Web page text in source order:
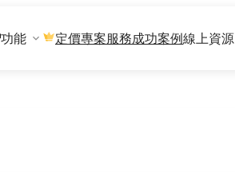
功能 定價專案服務成功案例線上資源